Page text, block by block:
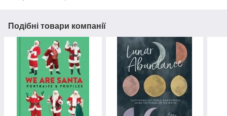
Подібні товари компанії